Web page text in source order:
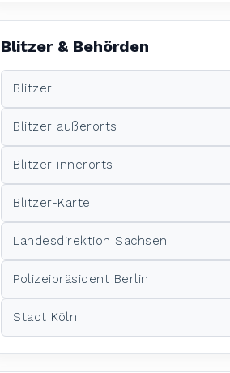
Blitzer & Behörden
Blitzer
Blitzer außerorts
Blitzer innerorts
Blitzer-Karte
Landesdirektion Sachsen
Polizeipräsident Berlin
Stadt Köln